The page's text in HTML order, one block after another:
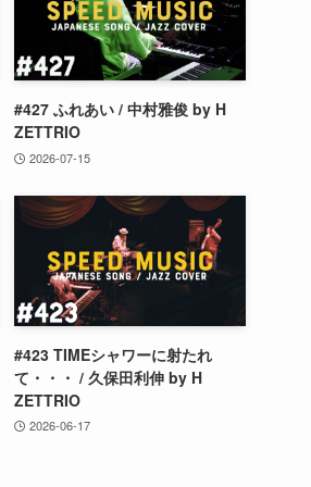
#427 ふれあい / 中村雅俊 by H
ZETTRIO
2026-07-15
#423 TIMEシャワーに射たれ
て・・・ / 久保田利伸 by H
ZETTRIO
2026-06-17